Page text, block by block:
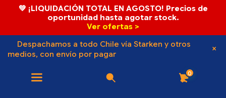
💚 ¡LIQUIDACIÓN TOTAL EN AGOSTO! Precios de
oportunidad hasta agotar stock.
Ver ofertas >
Despachamos a todo Chile vía Starken y otros
medios, con envío por pagar
0